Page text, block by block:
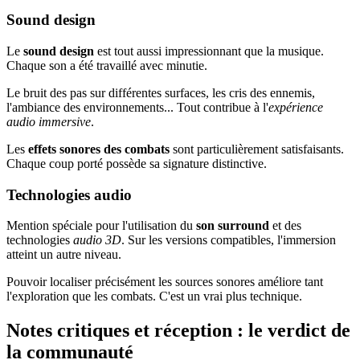
Sound design
Le sound design est tout aussi impressionnant que la musique.
Chaque son a été travaillé avec minutie.
Le bruit des pas sur différentes surfaces, les cris des ennemis,
l'ambiance des environnements... Tout contribue à l'expérience
audio immersive.
Les effets sonores des combats sont particulièrement satisfaisants.
Chaque coup porté possède sa signature distinctive.
Technologies audio
Mention spéciale pour l'utilisation du son surround et des
technologies audio 3D. Sur les versions compatibles, l'immersion
atteint un autre niveau.
Pouvoir localiser précisément les sources sonores améliore tant
l'exploration que les combats. C'est un vrai plus technique.
Notes critiques et réception : le verdict de
la communauté